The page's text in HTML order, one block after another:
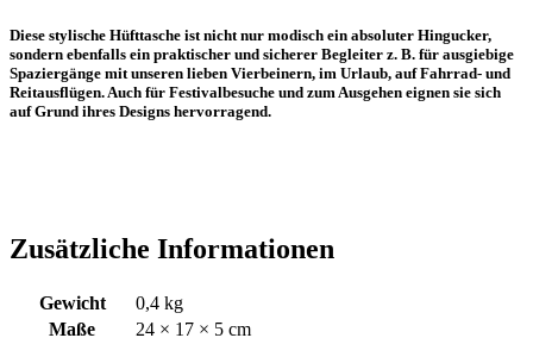
Diese stylische Hüfttasche ist nicht nur modisch ein absoluter Hingucker,
sondern ebenfalls ein praktischer und sicherer Begleiter z. B. für ausgiebige
Spaziergänge mit unseren lieben Vierbeinern, im Urlaub, auf Fahrrad- und
Reitausflügen. Auch für Festivalbesuche und zum Ausgehen eignen sie sich
auf Grund ihres Designs hervorragend.
Zusätzliche Informationen
Gewicht
0,4 kg
Maße
24 × 17 × 5 cm